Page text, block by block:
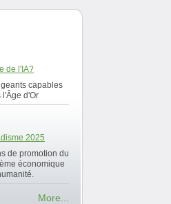
de l'IA?
capables
l'Âge d'Or
2025
de promotion du
économique
More...